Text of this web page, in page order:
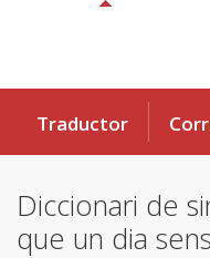
Traductor
Diccionari de
que un dia